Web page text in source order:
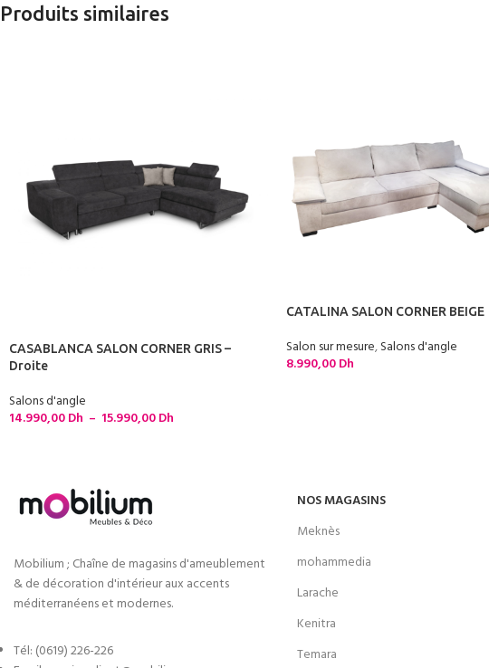
Produits similaires
CASABLANCA SALON CORNER GRIS –
Droite
Salons d'angle
14.990,00Dh – 15.990,00Dh
CATALINA SALON CORNER BEIGE
Salon sur mesure,Salons d'angle
8.990,00Dh
Mobilium ; Chaîne de magasins d'ameublement
& de décoration d'intérieur aux accents
méditerranéens et modernes.
Tél: (0619) 226-226
NOS MAGASINS
Meknès
mohammedia
Larache
Kenitra
Temara